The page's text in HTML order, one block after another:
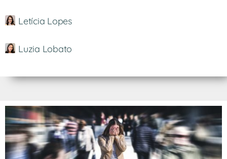
Letícia Lopes
Luzia Lobato